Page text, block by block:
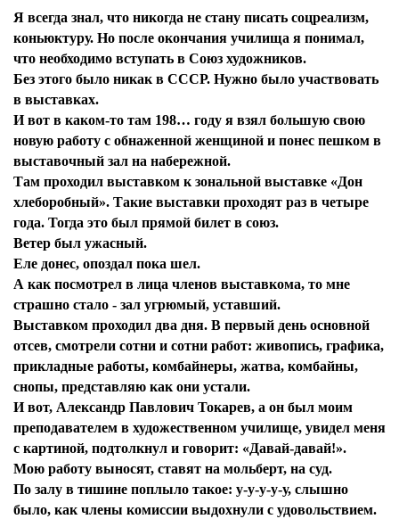
Я всегда знал, что никогда не стану писать соцреализм,
коньюктуру. Но после окончания училища я понимал,
что необходимо вступать в Союз художников.
Без этого было никак в СССР. Нужно было участвовать
в выставках.
И вот в каком-то там 198… году я взял большую свою
новую работу с обнаженной женщиной и понес пешком в
выставочный зал на набережной.
Там проходил выставком к зональной выставке «Дон
хлеборобный». Такие выставки проходят раз в четыре
года. Тогда это был прямой билет в союз.
Ветер был ужасный.
Еле донес, опоздал пока шел.
А как посмотрел в лица членов выставкома, то мне
страшно стало - зал угрюмый, уставший.
Выставком проходил два дня. В первый день основной
отсев, смотрели сотни и сотни работ: живопись, графика,
прикладные работы, комбайнеры, жатва, комбайны,
снопы, представляю как они устали.
И вот, Александр Павлович Токарев, а он был моим
преподавателем в художественном училище, увидел меня
с картиной, подтолкнул и говорит: «Давай-давай!».
Мою работу выносят, ставят на мольберт, на суд.
По залу в тишине поплыло такое: у-у-у-у-у, слышно
было, как члены комиссии выдохнули с удовольствием.